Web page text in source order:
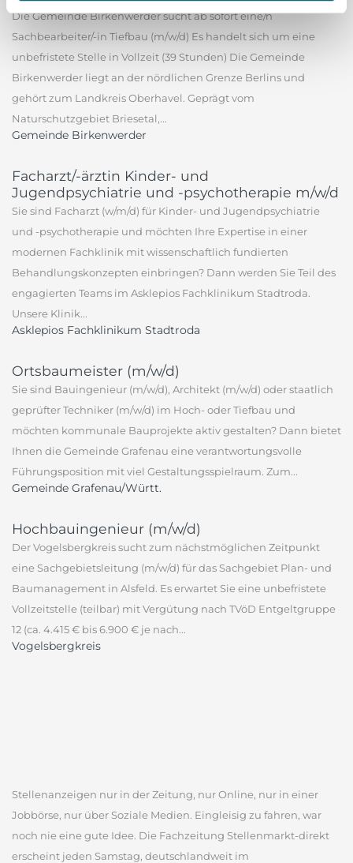
Die Gemeinde Birkenwerder sucht ab sofort eine/n
Sachbearbeiter/-in Tiefbau (m/w/d) Es handelt sich um eine
unbefristete Stelle in Vollzeit (39 Stunden) Die Gemeinde
Birkenwerder liegt an der nördlichen Grenze Berlins und
gehört zum Landkreis Oberhavel. Geprägt vom
Naturschutzgebiet Briesetal,...
Gemeinde Birkenwerder
Facharzt/-ärztin Kinder- und
Jugendpsychiatrie und -psychotherapie m/w/d
Sie sind Facharzt (w/m/d) für Kinder- und Jugendpsychiatrie
und -psychotherapie und möchten Ihre Expertise in einer
modernen Fachklinik mit wissenschaftlich fundierten
Behandlungskonzepten einbringen? Dann werden Sie Teil des
engagierten Teams im Asklepios Fachklinikum Stadtroda.
Unsere Klinik...
Asklepios Fachklinikum Stadtroda
Ortsbaumeister (m/w/d)
Sie sind Bauingenieur (m/w/d), Architekt (m/w/d) oder staatlich
geprüfter Techniker (m/w/d) im Hoch- oder Tiefbau und
möchten kommunale Bauprojekte aktiv gestalten? Dann bietet
Ihnen die Gemeinde Grafenau eine verantwortungsvolle
Führungsposition mit viel Gestaltungsspielraum. Zum...
Gemeinde Grafenau/Württ.
Hochbauingenieur (m/w/d)
Der Vogelsbergkreis sucht zum nächstmöglichen Zeitpunkt
eine Sachgebietsleitung (m/w/d) für das Sachgebiet Plan- und
Baumanagement in Alsfeld. Es erwartet Sie eine unbefristete
Vollzeitstelle (teilbar) mit Vergütung nach TVöD Entgeltgruppe
12 (ca. 4.415 € bis 6.900 € je nach...
Vogelsbergkreis
Stellenanzeigen nur in der Zeitung, nur Online, nur in einer
Jobbörse, nur über Soziale Medien. Eingleisig zu fahren, war
noch nie eine gute Idee. Die Fachzeitung Stellenmarkt-direkt
erscheint jeden Samstag, deutschlandweit im